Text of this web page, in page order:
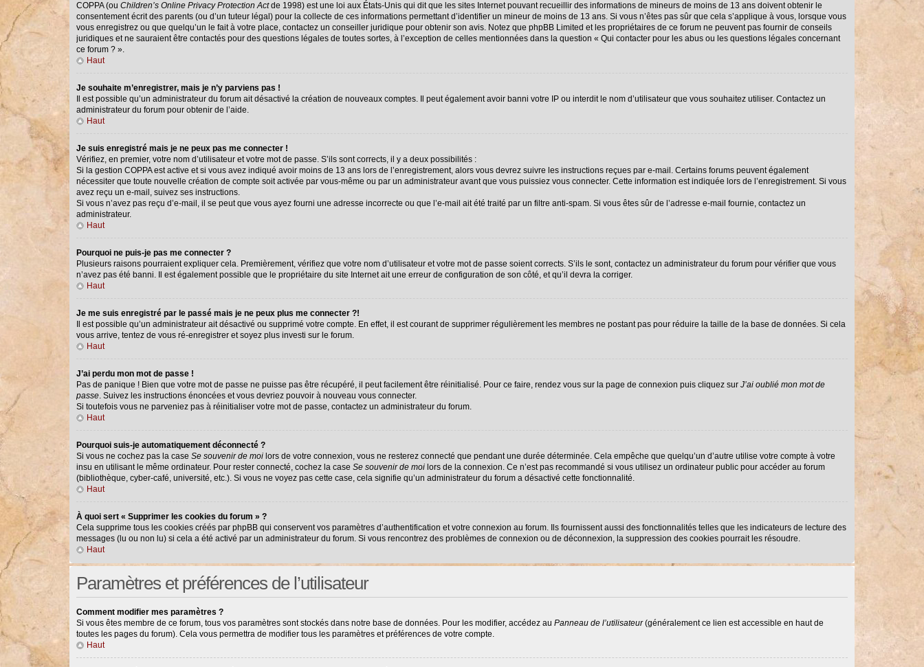
COPPA (ou Children’s Online Privacy Protection Actde 1998) est une loi aux États-Unis qui dit que les sites Internet pouvant recueillir des informations de mineurs de moins de 13 ans doivent obtenir le
consentement écrit des parents (ou d’un tuteur légal) pour la collecte de ces informations permettant d’identifier un mineur de moins de 13 ans. Si vous n’êtes pas sûr que cela s’applique à vous, lorsque vous
vous enregistrez ou que quelqu’un le fait à votre place, contactez un conseiller juridique pour obtenir son avis. Notez que phpBB Limited et les propriétaires de ce forum ne peuvent pas fournir de conseils
juridiques et ne sauraient être contactés pour des questions légales de toutes sortes, à l’exception de celles mentionnées dans la question « Qui contacter pour les abus ou les questions légales concernant
ce forum ? ».
Haut
Je souhaite m’enregistrer, mais je n’y parviens pas !
Il est possible qu’un administrateur du forum ait désactivé la création de nouveaux comptes. Il peut également avoir banni votre IP ou interdit le nom d’utilisateur que vous souhaitez utiliser. Contactez un
administrateur du forum pour obtenir de l’aide.
Haut
Je suis enregistré mais je ne peux pas me connecter !
Vérifiez, en premier, votre nom d’utilisateur et votre mot de passe. S’ils sont corrects, il y a deux possibilités :
Si la gestion COPPA est active et si vous avez indiqué avoir moins de 13 ans lors de l’enregistrement, alors vous devrez suivre les instructions reçues par e-mail. Certains forums peuvent également
nécessiter que toute nouvelle création de compte soit activée par vous-même ou par un administrateur avant que vous puissiez vous connecter. Cette information est indiquée lors de l’enregistrement. Si vous
avez reçu un e-mail, suivez ses instructions.
Si vous n’avez pas reçu d’e-mail, il se peut que vous ayez fourni une adresse incorrecte ou que l’e-mail ait été traité par un filtre anti-spam. Si vous êtes sûr de l’adresse e-mail fournie, contactez un
administrateur.
Haut
Pourquoi ne puis-je pas me connecter ?
Plusieurs raisons pourraient expliquer cela. Premièrement, vérifiez que votre nom d’utilisateur et votre mot de passe soient corrects. S’ils le sont, contactez un administrateur du forum pour vérifier que vous
n’avez pas été banni. Il est également possible que le propriétaire du site Internet ait une erreur de configuration de son côté, et qu’il devra la corriger.
Haut
Je me suis enregistré par le passé mais je ne peux plus me connecter ?!
Il est possible qu’un administrateur ait désactivé ou supprimé votre compte. En effet, il est courant de supprimer régulièrement les membres ne postant pas pour réduire la taille de la base de données. Si cela
vous arrive, tentez de vous ré-enregistrer et soyez plus investi sur le forum.
Haut
J’ai perdu mon mot de passe !
Pas de panique ! Bien que votre mot de passe ne puisse pas être récupéré, il peut facilement être réinitialisé. Pour ce faire, rendez vous sur la page de connexion puis cliquez sur J’ai oublié mon mot de
passe. Suivez les instructions énoncées et vous devriez pouvoir à nouveau vous connecter.
Si toutefois vous ne parveniez pas à réinitialiser votre mot de passe, contactez un administrateur du forum.
Haut
Pourquoi suis-je automatiquement déconnecté ?
Si vous ne cochez pas la case Se souvenir de moilors de votre connexion, vous ne resterez connecté que pendant une durée déterminée. Cela empêche que quelqu’un d’autre utilise votre compte à votre
insu en utilisant le même ordinateur. Pour rester connecté, cochez la case Se souvenir de moilors de la connexion. Ce n’est pas recommandé si vous utilisez un ordinateur public pour accéder au forum
(bibliothèque, cyber-café, université, etc.). Si vous ne voyez pas cette case, cela signifie qu’un administrateur du forum a désactivé cette fonctionnalité.
Haut
À quoi sert « Supprimer les cookies du forum » ?
Cela supprime tous les cookies créés par phpBB qui conservent vos paramètres d’authentification et votre connexion au forum. Ils fournissent aussi des fonctionnalités telles que les indicateurs de lecture des
messages (lu ou non lu) si cela a été activé par un administrateur du forum. Si vous rencontrez des problèmes de connexion ou de déconnexion, la suppression des cookies pourrait les résoudre.
Haut
Paramètres et préférences de l’utilisateur
Comment modifier mes paramètres ?
Si vous êtes membre de ce forum, tous vos paramètres sont stockés dans notre base de données. Pour les modifier, accédez au Panneau de l’utilisateur(généralement ce lien est accessible en haut de
toutes les pages du forum). Cela vous permettra de modifier tous les paramètres et préférences de votre compte.
Haut